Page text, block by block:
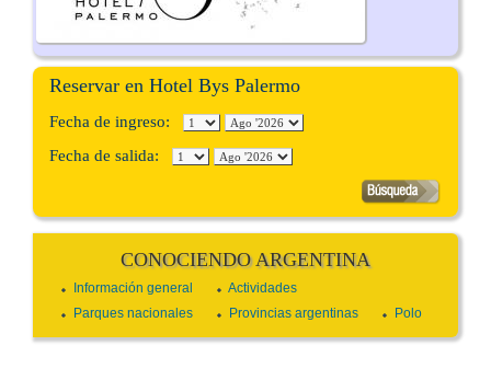
Reservar en Hotel Bys Palermo
Fecha de ingreso:
Fecha de salida:
CONOCIENDO ARGENTINA
Información general
Actividades
Parques nacionales
Provincias argentinas Polo